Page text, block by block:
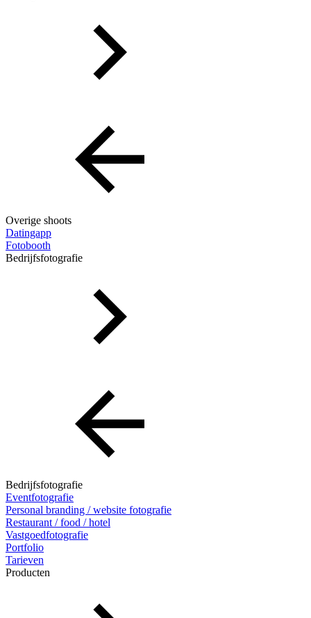
Overige shoots
Datingapp
Fotobooth
Bedrijfsfotografie
Bedrijfsfotografie
Eventfotografie
Personal branding / website fotografie
Restaurant / food / hotel
Vastgoedfotografie
Portfolio
Tarieven
Producten